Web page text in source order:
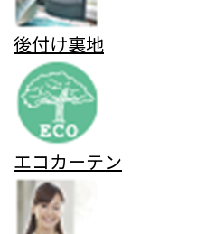
後付け裏地
エコカーテン